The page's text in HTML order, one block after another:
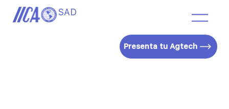
SAD
Presenta tu Agtech